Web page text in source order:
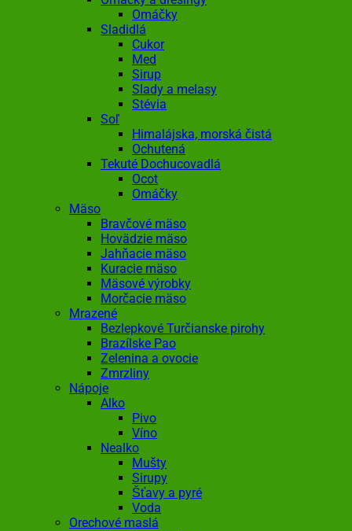
Omáčky
Sladidlá
Cukor
Med
Sirup
Slady a melasy
Stévia
Soľ
Himalájska, morská čistá
Ochutená
Tekuté Dochucovadlá
Ocot
Omáčky
Mäso
Bravčové mäso
Hovädzie mäso
Jahňacie mäso
Kuracie mäso
Mäsové výrobky
Morčacie mäso
Mrazené
Bezlepkové Turčianske pirohy
Brazílske Pao
Zelenina a ovocie
Zmrzliny
Nápoje
Alko
Pivo
Víno
Nealko
Mušty
Sirupy
Šťavy a pyré
Voda
Orechové maslá